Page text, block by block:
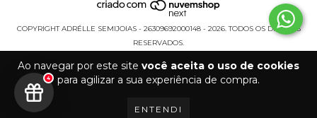
Ao navegar por este site você aceita o uso de cookies
para agilizar a sua experiência de compra.
ENTENDI
COPYRIGHT ADRÉLLE SEMIJOIAS - 26309692000148 - 2026. TODOS OS DIREITOS
RESERVADOS.
4